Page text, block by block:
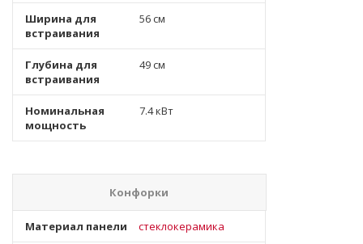
Ширина для
встраивания
56 см
Глубина для
встраивания
49 см
Номинальная
мощность
7.4 кВт
Конфорки
Материал панели стеклокерамика